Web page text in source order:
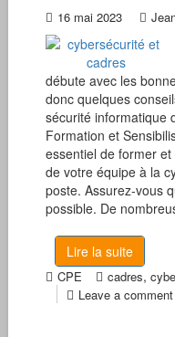
16 mai 2023
débute avec les
donc quelques
sécurité informatique
Formation et
essentiel de former
de votre équipe à la
poste. Assurez-vous
possible. De
Lire la suite
CPE cadres,
Leave a comment